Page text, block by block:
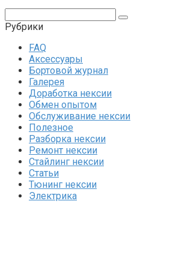
Рубрики
FAQ
Аксессуары
Бортовой журнал
Галерея
Доработка нексии
Обмен опытом
Обслуживание нексии
Полезное
Разборка нексии
Ремонт нексии
Стайлинг нексии
Статьи
Тюнинг нексии
Электрика